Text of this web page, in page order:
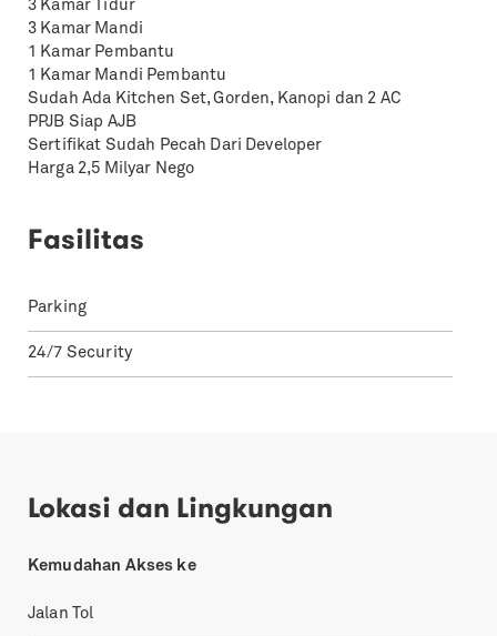
3 Kamar Tidur
3 Kamar Mandi
1 Kamar Pembantu
1 Kamar Mandi Pembantu
Sudah Ada Kitchen Set, Gorden, Kanopi dan 2 AC
PPJB Siap AJB
Sertifikat Sudah Pecah Dari Developer
Harga 2,5 Milyar Nego
Fasilitas
Parking
24/7 Security
Lokasi dan Lingkungan
Kemudahan Akses ke
Jalan Tol